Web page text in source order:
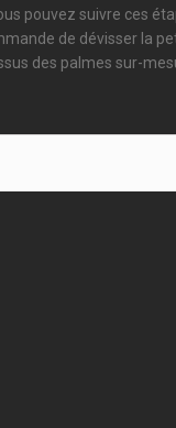
pouvez suivre ces
de dévisser la
des palmes sur-